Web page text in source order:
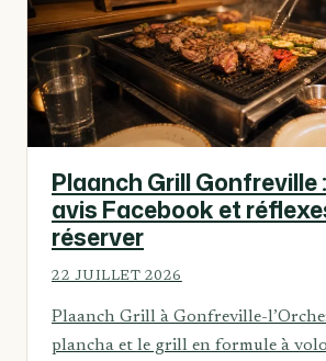
Plaanch Grill Gonfreville
avis Facebook et
réserver
22 JUILLET 2026
Plaanch Grill à Gonfreville-
plancha et le grill en formule à